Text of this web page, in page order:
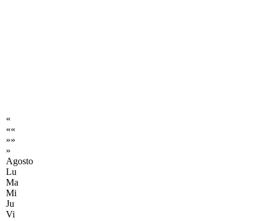
«
««
»»
»
Agosto
Lu
Ma
Mi
Ju
Vi